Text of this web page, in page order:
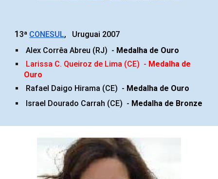
13ª CONESUL, Uruguai 2007
Alex Corrêa Abreu (RJ) - Medalha de Ouro
Larissa C. Queiroz de Lima (CE) - Medalha de
Ouro
Rafael Daigo Hirama (CE) - Medalha de Ouro
Israel Dourado Carrah (CE) - Medalha de Bronze